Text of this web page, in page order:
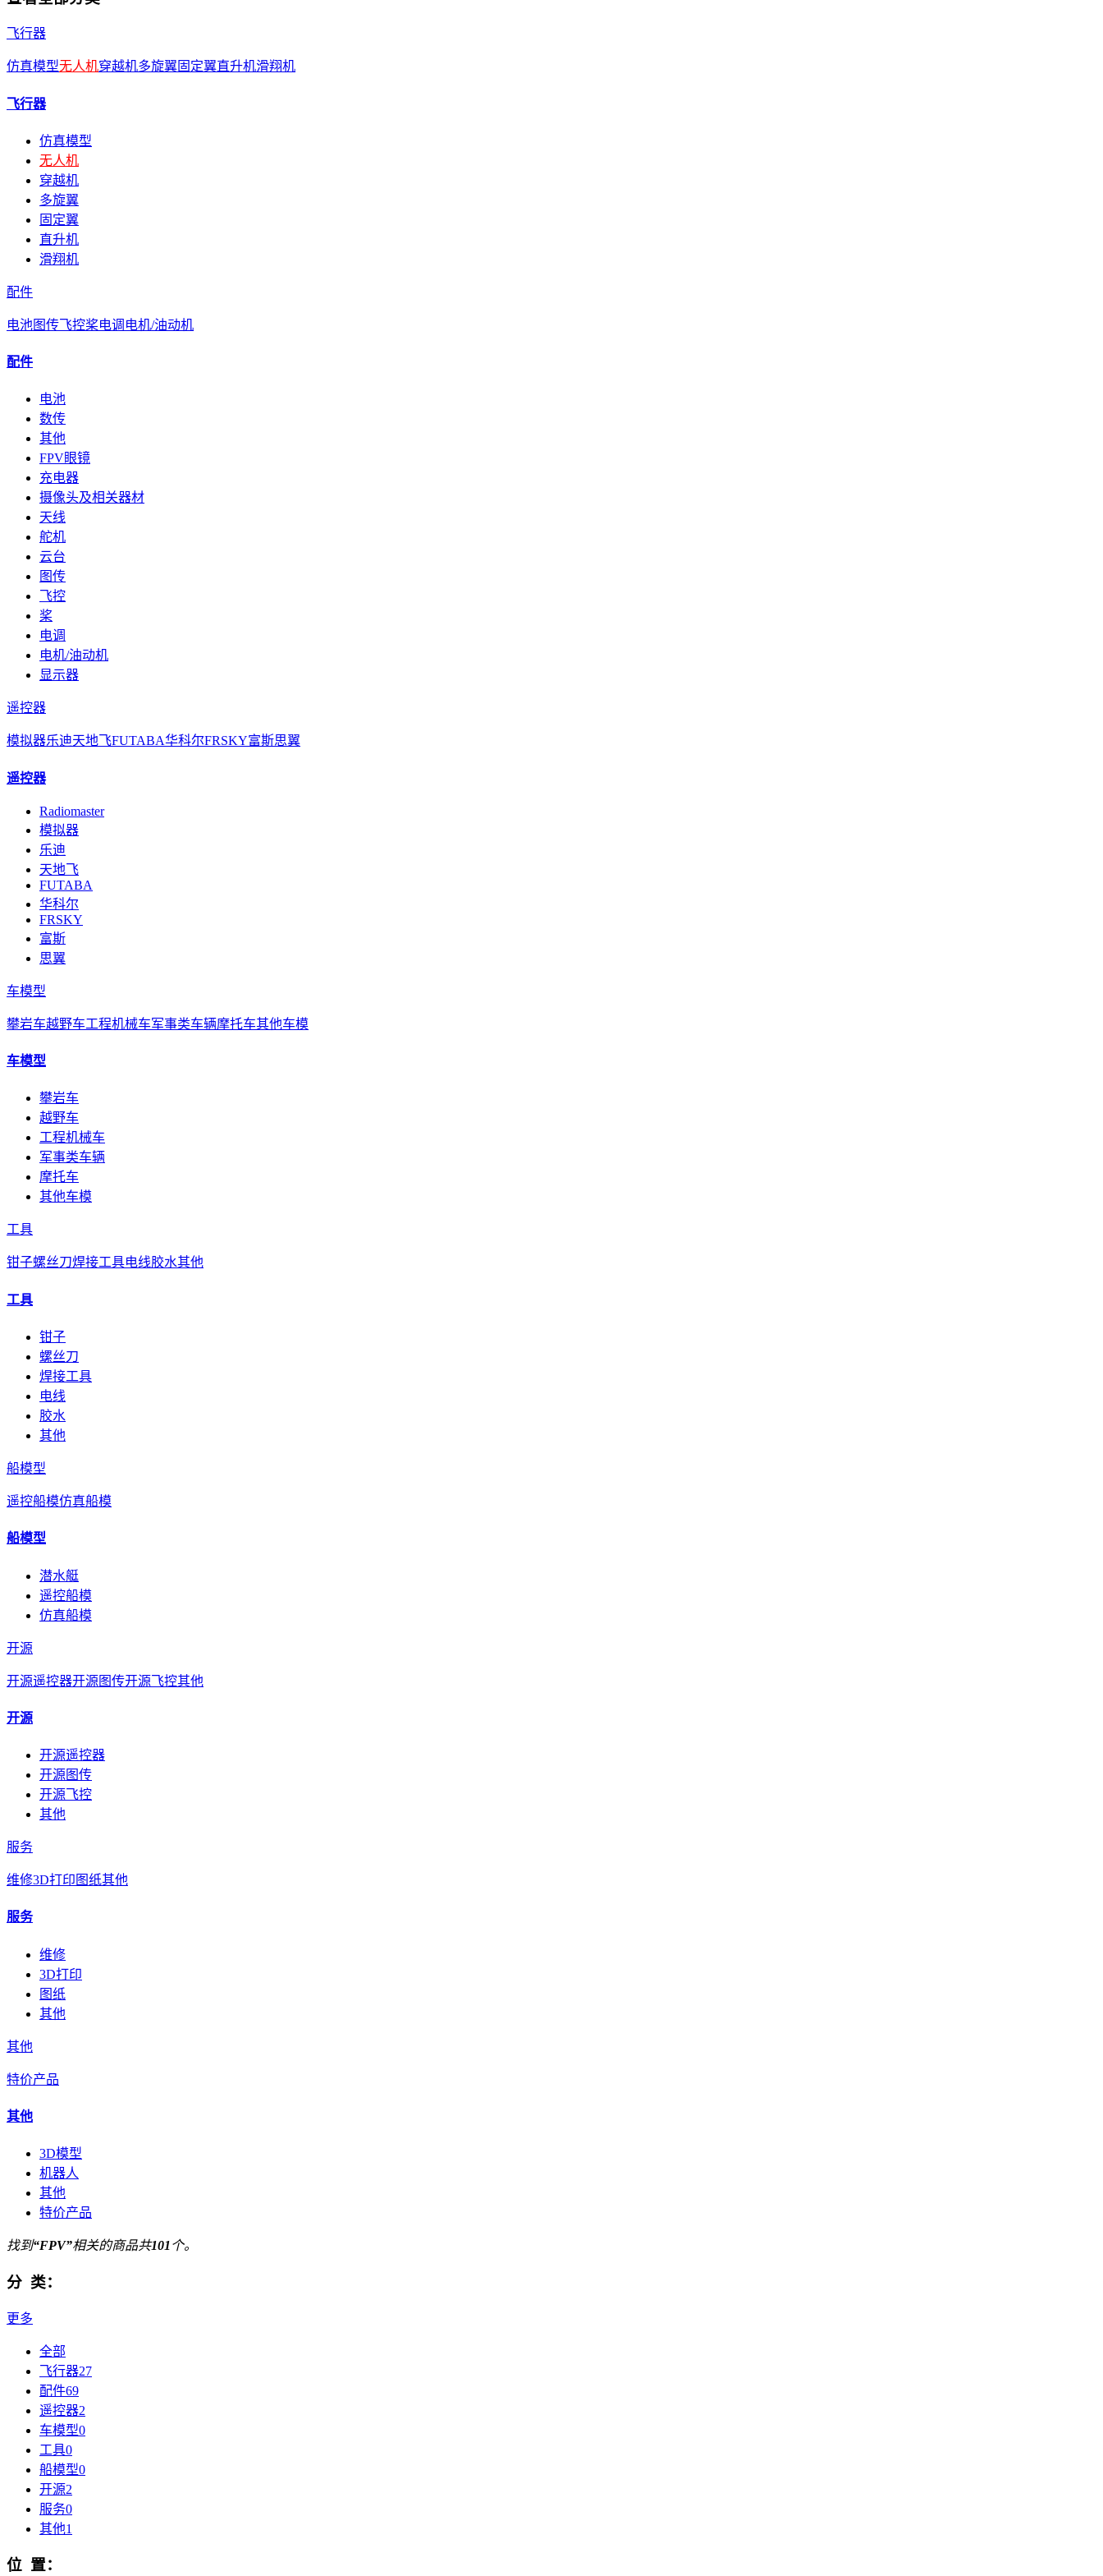
飞行器
仿真模型无人机穿越机多旋翼固定翼直升机滑翔机
飞行器
仿真模型
无人机
穿越机
多旋翼
固定翼
直升机
滑翔机
配件
电池图传飞控桨电调 电机/油动机
配件
电池
数传
其他
FPV眼镜
充电器
摄像头及相关器材
天线
舵机
云台
图传
飞控
桨
电调
电机/油动机
显示器
遥控器
模拟器乐迪天地飞FUTABA华科尔FRSKY富斯思翼
遥控器
Radiomaster
模拟器
乐迪
天地飞
FUTABA
华科尔
FRSKY
富斯
思翼
车模型
攀岩车越野车工程机械车军事类车辆摩托车其他车模
车模型
攀岩车
越野车
工程机械车
军事类车辆
摩托车
其他车模
工具
钳子螺丝刀焊接工具电线胶水其他
工具
钳子
螺丝刀
焊接工具
电线
胶水
其他
船模型
遥控船模仿真船模
船模型
潜水艇
遥控船模
仿真船模
开源
开源遥控器开源图传开源飞控其他
开源
开源遥控器
开源图传
开源飞控
其他
服务
维修3D打印 图纸其他
服务
维修
3D打印
图纸
其他
其他
特价产品
其他
3D模型
机器人
其他
特价产品
找到“FPV”相关的商品共101个。
分 类：
更多
全部
飞行器27
配件69
遥控器2
车模型0
工具0
船模型0
开源2
服务0
其他1
位 置：